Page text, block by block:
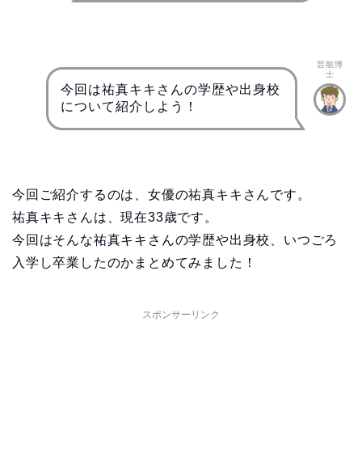
今回は祐真キキさんの学歴や出身校
について紹介しよう！
芸能博
士
今回ご紹介するのは、女優の祐真キキさんです。
祐真キキさんは、現在33歳です。
今回はそんな祐真キキさんの学歴や出身校、いつごろ
入学し卒業したのかまとめてみました！
スポンサーリンク